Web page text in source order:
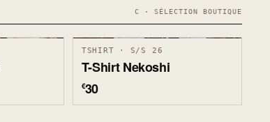
C · SÉLECTION BOUTIQUE
TSHIRT · S/S 26
T-Shirt Nekoshi
€30